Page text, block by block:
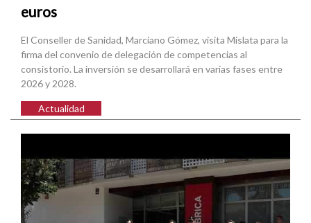
euros
El Conseller de Sanidad, Marciano Gómez, visita Mislata para la
firma del convenio de delegación de competencias al
consistorio. La inversión se desarrollará en varias fases entre
2026 y 2028.
Actualidad